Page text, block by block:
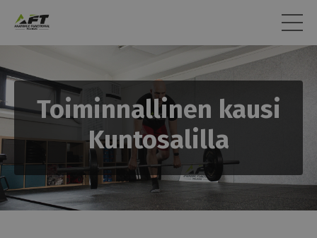
Toiminnallinen kausi
Kuntosalilla